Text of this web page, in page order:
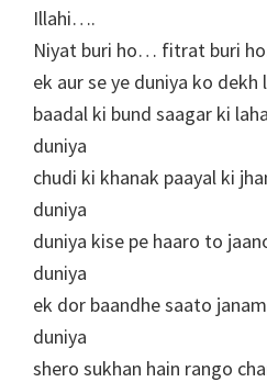
Illahi….
Niyat buri ho… fitrat buri
ek aur se ye duniya ko dekh
baadal ki bund saagar ki
duniya
chudi ki khanak paayal ki
duniya
duniya kise pe haaro to
duniya
ek dor baandhe saato
duniya
shero sukhan hain rango